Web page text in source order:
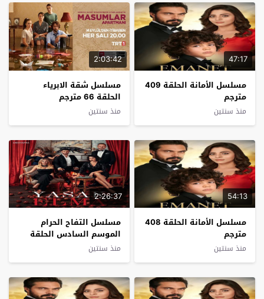
47:17
مسلسل الأمانة الحلقة 409
مترجم
منذ سنتين
2:03:42
مسلسل شقة الابرياء
الحلقة 66 مترجم
منذ سنتين
54:13
مسلسل الأمانة الحلقة 408
مترجم
منذ سنتين
2:26:37
مسلسل التفاح الحرام
الموسم السادس الحلقة
26 مترجم
منذ سنتين